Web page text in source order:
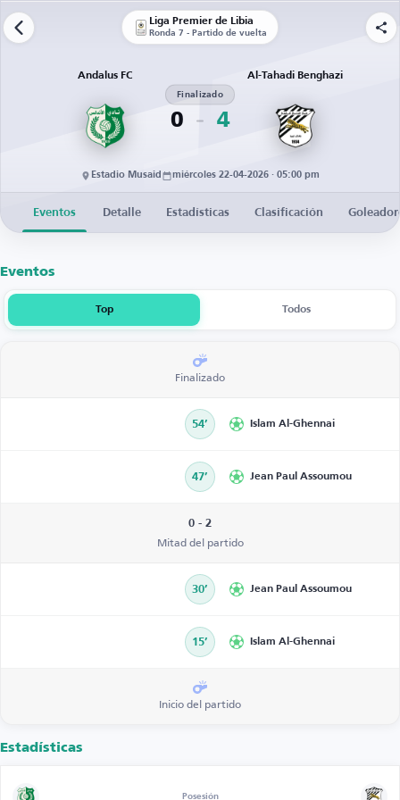
Liga Premier de Libia
Ronda 7 - Partido de vuelta
Andalus FC
0
Finalizado
4
Al-Tahadi Benghazi
Estadio Musaid miércoles 22-04-2026 · 05:00 pm
Eventos Detalle Estadísticas Clasificación
Eventos
Top Todos
Finalizado
54’ Islam Al-Ghennai
47’ Jean Paul Assoumou
0 - 2
Mitad del partido
30’ Jean Paul Assoumou
15’ Islam Al-Ghennai
Inicio del partido
Estadísticas
Posesión